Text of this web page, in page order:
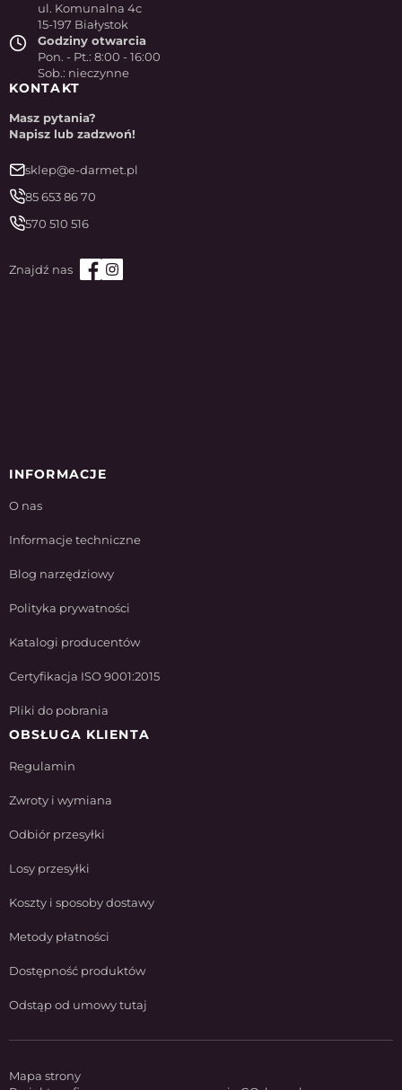
ul. Komunalna 4c
15-197 Białystok
Godziny otwarcia
Pon. - Pt.: 8:00 - 16:00
Sob.: nieczynne
KONTAKT
Masz pytania?
Napisz lub zadzwoń!
sklep@e-darmet.pl
85 653 86 70
570 510 516
INFORMACJE
O nas
Informacje techniczne
Blog narzędziowy
Polityka prywatności
Katalogi producentów
Certyfikacja ISO 9001:2015
Pliki do pobrania
OBSŁUGA KLIENTA
Regulamin
Zwroty i wymiana
Odbiór przesyłki
Losy przesyłki
Koszty i sposoby dostawy
Metody płatności
Dostępność produktów
Odstąp od umowy tutaj
Mapa strony